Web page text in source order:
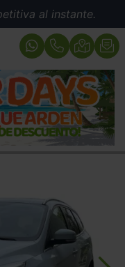
al instante.